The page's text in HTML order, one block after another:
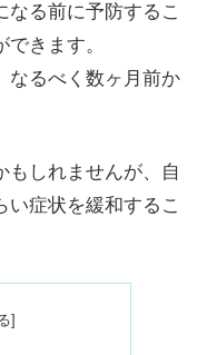
なる前に予防するこ
きます。
なるべく数ヶ月前か
もしれませんが、自
い症状を緩和するこ